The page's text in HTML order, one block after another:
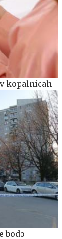
kopalnicah
bodo